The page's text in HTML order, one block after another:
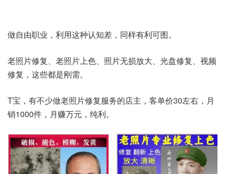
做自由职业，利用这种认知差，同样有利可图。
老照片修复、老照片上色、照片无损放大、光盘修复、视频
修复，这些都是刚需。
T宝，有不少做老照片修复服务的店主，客单价30左右，月
销1000件，月赚万元，纯利。